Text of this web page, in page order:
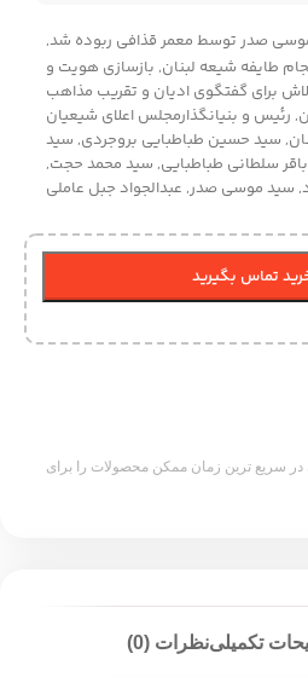
صدر توسط معمر قذافی ربوده شد,
طایفه شیعه لبنان, بازسازی هویت و
برای گفتگوی ادیان و تقریب مذاهب
, رئیس و بنیانگذارمجلس اعلای شیعیان
, سید حسین طباطبایی بروجردی, سید
سلطانی طباطبایی, سید محمد حجت,
, سید موسی صدر, عبدالجواد جبل عاملی
تماس بگیرید
سریع ترین زمان ممکن محصولات را برای
تکمیلینظرات (0)